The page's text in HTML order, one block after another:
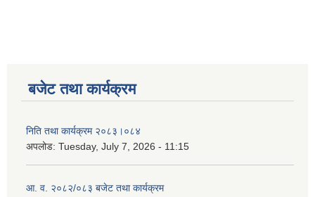
बजेट तथा कार्यक्रम
निति तथा कार्यक्रम २०८३।०८४
अपलोड: Tuesday, July 7, 2026 - 11:15
आ. व. २०८२/०८३ बजेट तथा कार्यक्रम